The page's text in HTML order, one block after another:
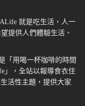
就是吃生活，人一
提供人們體驗生活、
「用喝一杯咖啡的時間
」，全站以報導食衣住
活性主題，提供大家